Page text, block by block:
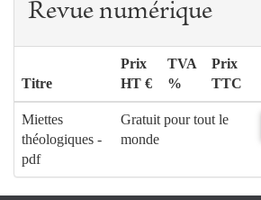
Revue numérique
Titre
Prix
HT €
TVA
%
Prix
TTC
Miettes
théologiques -
pdf
Gratuit pour tout le
monde